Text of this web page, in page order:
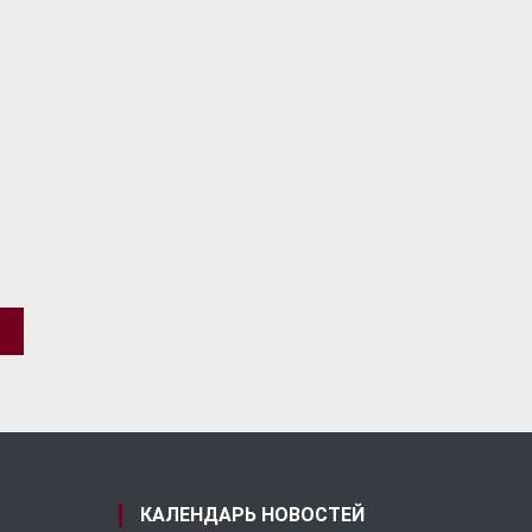
КАЛЕНДАРЬ НОВОСТЕЙ